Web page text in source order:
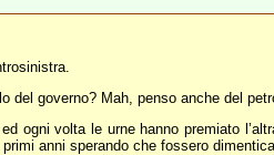
governo? Mah, penso anche del
ogni volta le urne hanno premiato
anni sperando che fossero